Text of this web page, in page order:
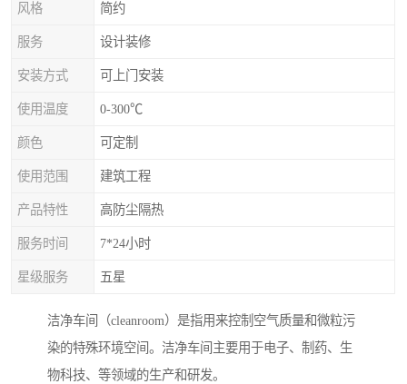
风格 简约
服务 设计装修
安装方式 可上门安装
使用温度 0-300℃
颜色 可定制
使用范围 建筑工程
产品特性 高防尘隔热
服务时间 7*24小时
星级服务 五星
洁净车间（cleanroom）是指用来控制空气质量和微粒污
染的特殊环境空间。洁净车间主要用于电子、制药、生
物科技、等领域的生产和研发。